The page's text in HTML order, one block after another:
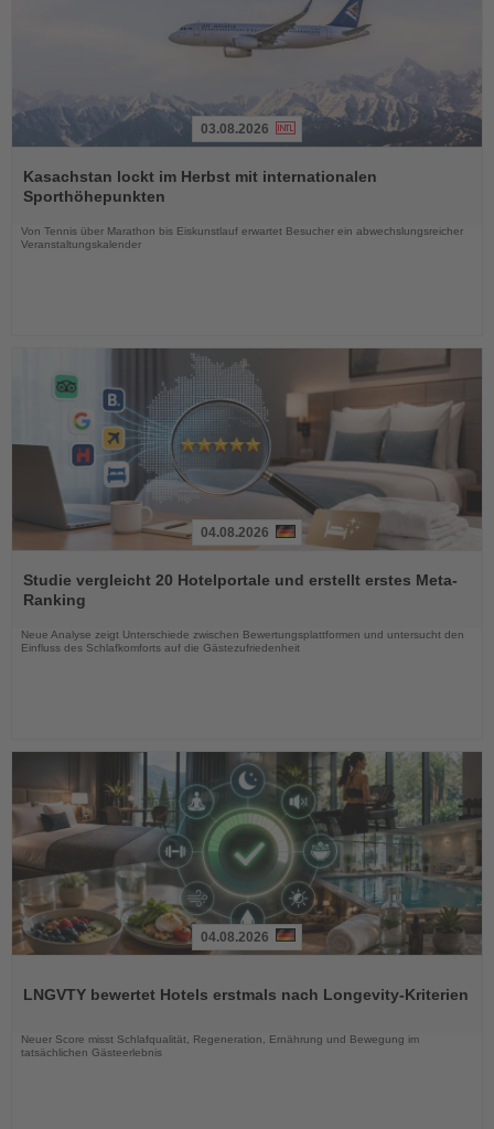
Sie
die
Nachrichten
03.08.2026
Kasachstan lockt im Herbst mit internationalen
Sporthöhepunkten
Von Tennis über Marathon bis Eiskunstlauf erwartet Besucher ein abwechslungsreicher
Veranstaltungskalender
Sie
die
Nachrichten
04.08.2026
Studie vergleicht 20 Hotelportale und erstellt erstes Meta-
Ranking
Neue Analyse zeigt Unterschiede zwischen Bewertungsplattformen und untersucht den
Einfluss des Schlafkomforts auf die Gästezufriedenheit
die
04.08.2026
LNGVTY bewertet Hotels erstmals nach Longevity-Kriterien
Neuer Score misst Schlafqualität, Regeneration, Ernährung und Bewegung im
tatsächlichen Gästeerlebnis